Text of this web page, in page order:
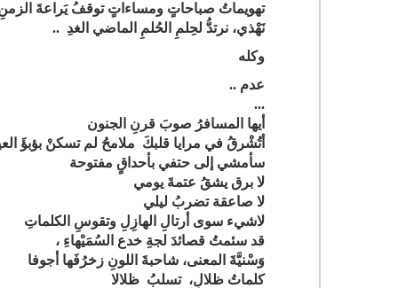
تهويماتُ صباحاتٍ ومساءاتٍ توقفُ يَراعةَ
نَهْذي، نرتدُّ لحِلمِ الحُلمِ الماضي الغدِ ..
وكله
عدم ..
...
أيها المسافرُ صوبَ قرنِ الجنون
أتُشْرقُ في مرايا قلبكَ ملامحُ لم تسكنْ بؤبؤَ
سأمشي إلى حتفي بأحداقٍ مفتوحة
لا برق يشقُ عتمةَ يومي
لا صاعقة تضربُ ليلي
لاشيء سوى أرتالِ الهازِلِ وتقوسِ الكلماتِ
قد سئمتُ قصائدَ لجةِ خدع السُمَيْهاءِ ،
وَسْنيَّةَ المعنى، شاحبةَ اللونِ زخرُفَها أجوفا
كلماتُ ظلالٍ، تسلبُ ظلالا